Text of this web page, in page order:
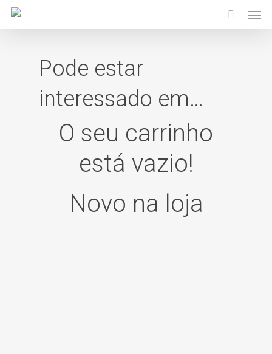
Pode estar
interessado em…
O seu carrinho
está vazio!
Novo na loja